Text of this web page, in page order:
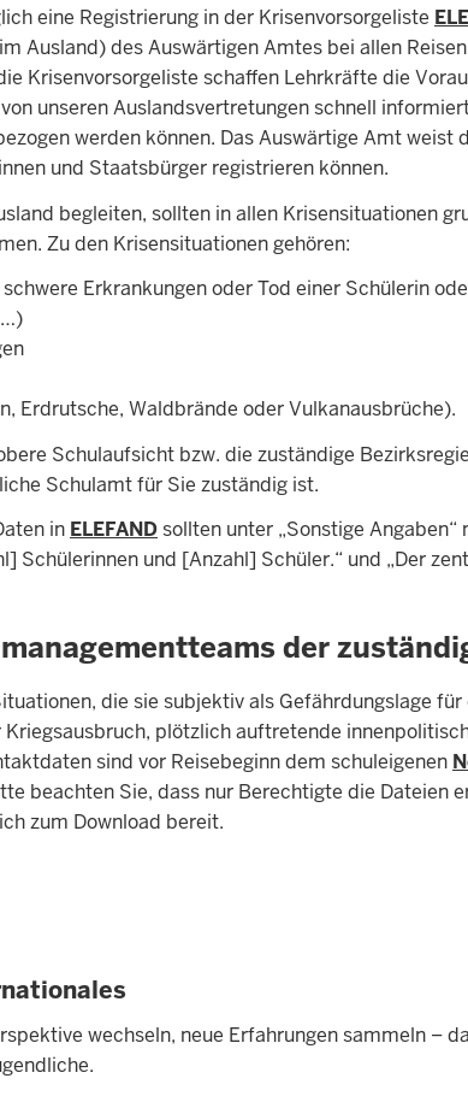
eine Registrierung in der Krisenvorsorgeliste
Ausland) des Auswärtigen Amtes bei allen
Krisenvorsorgeliste schaffen Lehrkräfte die
unseren Auslandsvertretungen schnell
werden können. Das Auswärtige Amt weist
und Staatsbürger registrieren können.
begleiten, sollten in allen Krisensituationen
Zu den Krisensituationen gehören:
Erkrankungen oder Tod einer Schülerin
…)
Erdrutsche, Waldbrände oder Vulkanausbrüche).
Schulaufsicht bzw. die zuständige
Schulamt für Sie zuständig ist.
in ELEFANDsollten unter „Sonstige
Schülerinnen und [Anzahl] Schüler.“ und „Der
der
die sie subjektiv als Gefährdungslage
plötzlich auftretende
sind vor Reisebeginn dem schuleigenen
beachten Sie, dass nur Berechtigte die Dateien
zum Download bereit.
wechseln, neue Erfahrungen sammeln –